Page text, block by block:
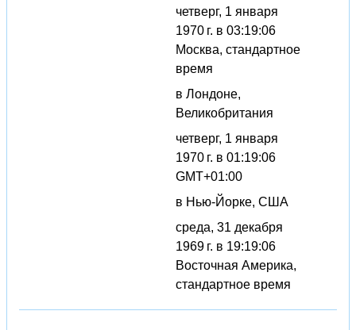
четверг, 1 января
1970 г. в 03:19:06
Москва, стандартное
время
в Лондоне,
Великобритания
четверг, 1 января
1970 г. в 01:19:06
GMT+01:00
в Нью-Йорке, США
среда, 31 декабря
1969 г. в 19:19:06
Восточная Америка,
стандартное время